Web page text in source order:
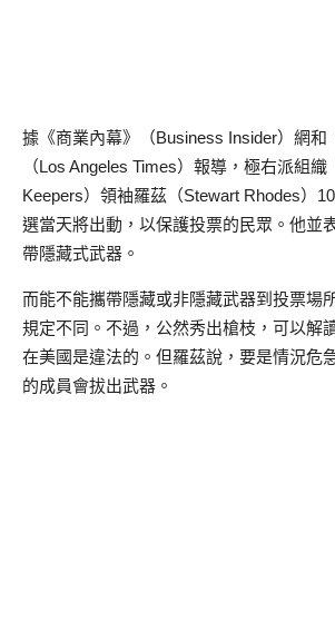
據《商業內幕》（Business Insider）網和
（Los Angeles Times）報導，極右派組
Keepers）領袖羅茲（Stewart Rhodes）
選當天將出動，以保護投票的民眾。他並
帶隱藏式武器。
而能不能攜帶隱藏或非隱藏武器到投票場
規定不同。不過，公然秀出槍枝，可以解
在美國是違法的。但羅茲說，要是情況危
的成員會拔出武器。